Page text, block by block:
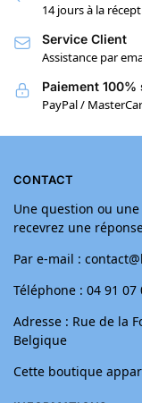
14 jours à la
Service Client
Assistance par
Paiement
PayPal /
CONTACT
Une question ou
recevrez une
Par e-mail :
Téléphone : 04 91 07
Adresse : Rue de la
Belgique
Cette boutique